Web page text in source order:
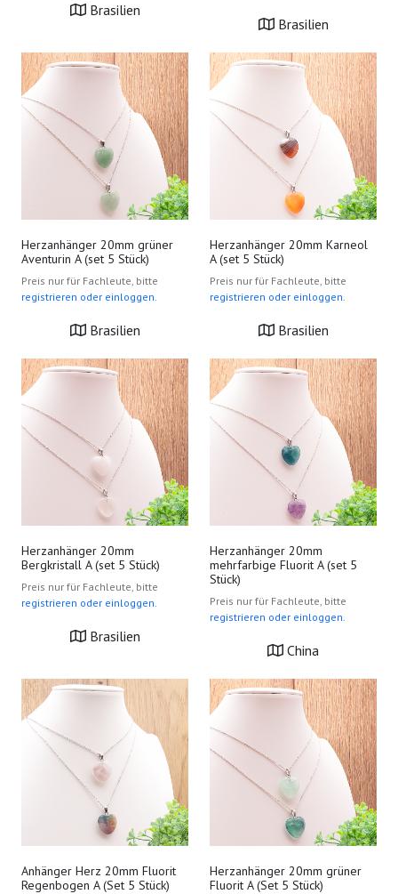
Brasilien
Brasilien
Herzanhänger 20mm grüner
Aventurin A (set 5 Stück)
Preis nur für Fachleute, bitte
registrieren oder einloggen.
Brasilien
Herzanhänger 20mm Karneol
A (set 5 Stück)
Preis nur für Fachleute, bitte
registrieren oder einloggen.
Brasilien
Herzanhänger 20mm
Bergkristall A (set 5 Stück)
Preis nur für Fachleute, bitte
registrieren oder einloggen.
Brasilien
Herzanhänger 20mm
mehrfarbige Fluorit A (set 5
Stück)
Preis nur für Fachleute, bitte
registrieren oder einloggen.
China
Anhänger Herz 20mm Fluorit
Regenbogen A (Set 5 Stück)
Herzanhänger 20mm grüner
Fluorit A (Set 5 Stück)